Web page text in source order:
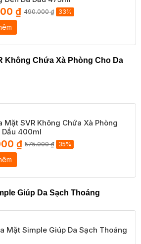
₫ 490.000 ₫ 33%
Không Chứa Xà Phòng Cho Da
Mặt SVR Không Chứa Xà Phòng
Dầu 400ml
₫ 575.000 ₫ 35%
Giúp Da Sạch Thoáng
Mặt Simple Giúp Da Sạch Thoáng